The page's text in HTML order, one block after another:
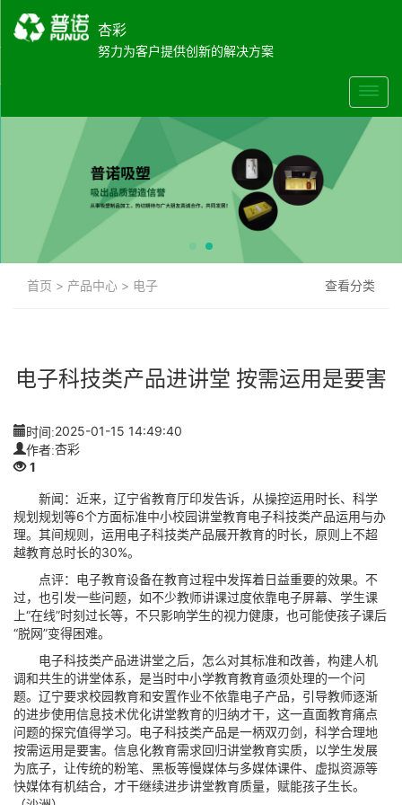
杏彩
努力为客户提供创新的解决方案
首页 > 产品中心 > 电子 查看分类
电子科技类产品进讲堂 按需运用是要害
时间:2025-01-15 14:49:40
作者:杏彩
1
新闻：近来，辽宁省教育厅印发告诉，从操控运用时长、科学
规划规划等6个方面标准中小校园讲堂教育电子科技类产品运用与办
理。其间规则，运用电子科技类产品展开教育的时长，原则上不超
越教育总时长的30%。
点评：电子教育设备在教育过程中发挥着日益重要的效果。不
过，也引发一些问题，如不少教师讲课过度依靠电子屏幕、学生课
上“在线”时刻过长等，不只影响学生的视力健康，也可能使孩子课后
“脱网”变得困难。
电子科技类产品进讲堂之后，怎么对其标准和改善，构建人机
调和共生的讲堂体系，是当时中小学教育教育亟须处理的一个问
题。辽宁要求校园教育和安置作业不依靠电子产品，引导教师逐渐
的进步使用信息技术优化讲堂教育的归纳才干，这一直面教育痛点
问题的探究值得学习。电子科技类产品是一柄双刃剑，科学合理地
按需运用是要害。信息化教育需求回归讲堂教育实质，以学生发展
为底子，让传统的粉笔、黑板等慢媒体与多媒体课件、虚拟资源等
快媒体有机结合，才干继续进步讲堂教育质量，赋能孩子生长。